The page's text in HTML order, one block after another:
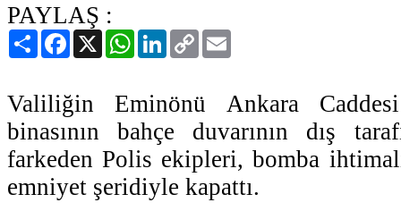
PAYLAŞ :
PaylaşFacebook
X WhatsAppLinkedIn
Copy
Link
Valiliğin Eminönü Ankara
binasının bahçe duvarının dış
farkeden Polis ekipleri, bomba
emniyet şeridiyle kapattı.